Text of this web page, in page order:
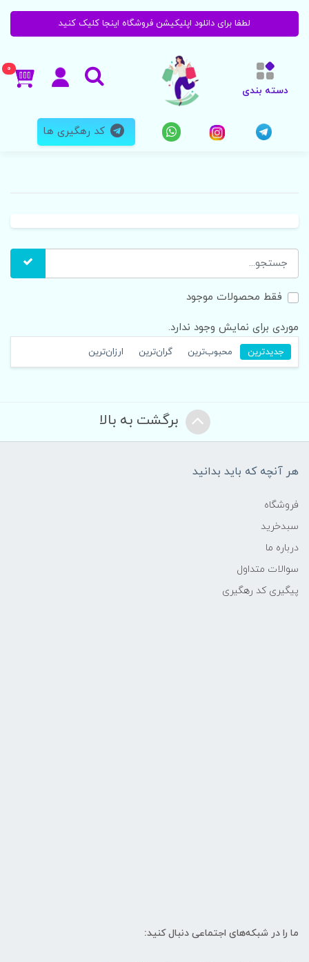
لطفا برای دانلود اپلیکیشن فروشگاه اینجا کلیک کنید
دسته بندی
0
کد رهگیری ها
فقط محصولات موجود
موردی برای نمایش وجود ندارد.
جدیدترین محبوب‌ترین گران‌ترین ارزان‌ترین
برگشت به بالا
هر آنچه که باید بدانید
فروشگاه
سبدخرید
درباره ما
سوالات متداول
پیگیری کد رهگیری
ما را در شبکه‌های اجتماعی دنبال کنید: